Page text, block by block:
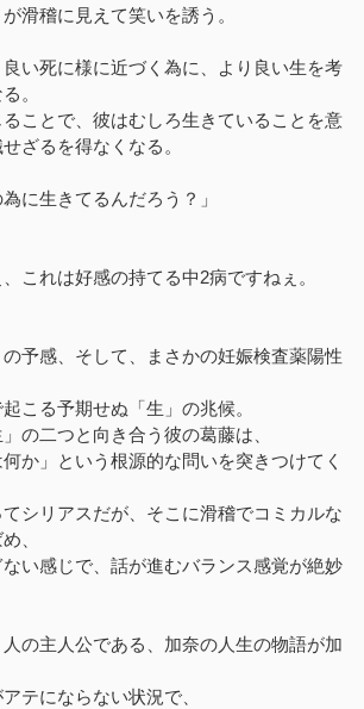
滑稽に見えて笑いを誘う。
い死に様に近づく為に、より良い生を考
。
ことで、彼はむしろ生きていることを意
ざるを得なくなる。
為に生きてるんだろう？」
これは好感の持てる中2病ですねぇ。
予感、そして、まさかの妊娠検査薬陽性
こる予期せぬ「生」の兆候。
」の二つと向き合う彼の葛藤は、
何か」という根源的な問いを突きつけてく
シリアスだが、そこに滑稽でコミカルな
、
い感じで、話が進むバランス感覚が絶妙
の主人公である、加奈の人生の物語が加
テにならない状況で、